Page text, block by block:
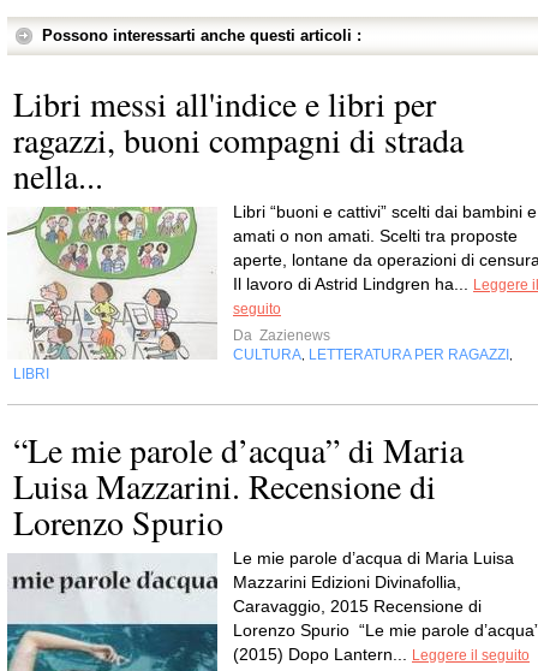
Possono interessarti anche questi articoli :
Libri messi all'indice e libri per
ragazzi, buoni compagni di strada
nella...
Libri “buoni e cattivi” scelti dai bambini e
amati o non amati. Scelti tra proposte
aperte, lontane da operazioni di
Il lavoro di Astrid Lindgren ha...
Leggere il
seguito
Da Zazienews
CULTURA LETTERATURA PER RAGAZZI
LIBRI
“Le mie parole d’acqua” di Maria
Luisa Mazzarini. Recensione di
Lorenzo Spurio
Le mie parole d’acqua di Maria Luisa
Mazzarini Edizioni Divinafollia,
Caravaggio, 2015 Recensione di
Lorenzo Spurio “Le mie parole
(2015) Dopo Lantern...
Leggere il seguito